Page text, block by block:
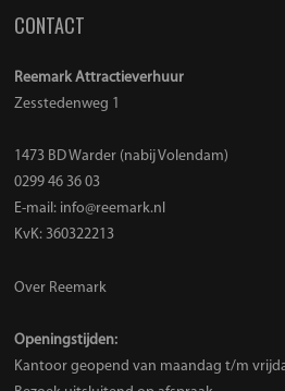
CONTACT
Reemark Attractieverhuur
Zesstedenweg 1
1473 BD Warder (nabij Volendam)
0299 46 36 03
E-mail: info@reemark.nl
KvK: 360322213
Over Reemark
Openingstijden:
Kantoor geopend van maandag t/m